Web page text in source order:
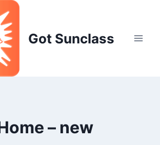
Got Sunclass
– new